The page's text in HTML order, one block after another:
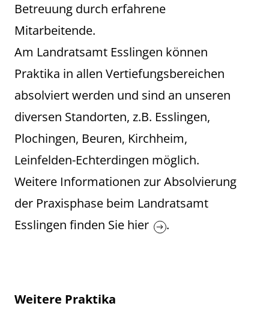
Betreuung durch erfahrene
Mitarbeitende.
Am Landratsamt Esslingen können
Praktika in allen Vertiefungsbereichen
absolviert werden und sind an unseren
diversen Standorten, z.B. Esslingen,
Plochingen, Beuren, Kirchheim,
Leinfelden-Echterdingen möglich.
Weitere Informationen zur Absolvierung
der Praxisphase beim Landratsamt
Esslingen finden Sie hier .
Weitere Praktika